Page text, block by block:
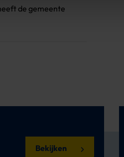
de gemeente
Bekijken